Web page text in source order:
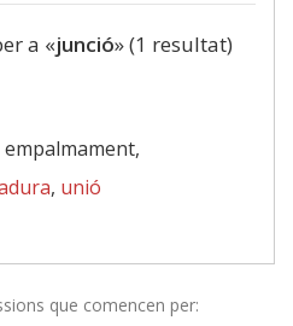
a «junció» (1 resultat)
empalmament,
, unió
que comencen per: